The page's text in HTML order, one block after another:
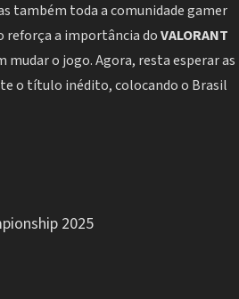
também toda a comunidade gamer
reforça a importância doVALORANT
o jogo. Agora, resta esperar as
o título inédito, colocando o Brasil
2025